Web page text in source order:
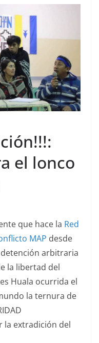
el lonco
que hace la Red
MAP desde
arbitraria
la libertad del
Huala ocurrida el
la ternura de
la extradición del